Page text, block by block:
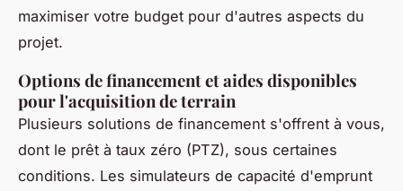
maximiser votre budget pour d'autres aspects du
projet.
Options de financement et aides disponibles
pour l'acquisition de terrain
Plusieurs solutions de financement s'offrent à vous,
dont le prêt à taux zéro (PTZ), sous certaines
conditions. Les simulateurs de capacité d'emprunt